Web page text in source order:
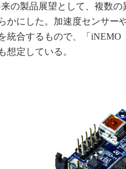
の製品展望として、複数
かにした。加速度センサー
統合するもので、「iNEMO
想定している。